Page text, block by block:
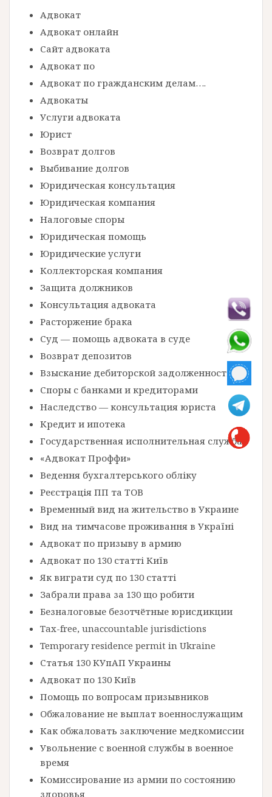
Адвокат
Адвокат онлайн
Сайт адвоката
Адвокат по
Адвокат по гражданским делам….
Адвокаты
Услуги адвоката
Юрист
Возврат долгов
Выбивание долгов
Юридическая консультация
Юридическая компания
Налоговые споры
Юридическая помощь
Юридические услуги
Коллекторская компания
Защита должников
Консультация адвоката
Расторжение брака
Суд — помощь адвоката в суде
Возврат депозитов
Взыскание дебиторской задолженности
Споры с банками и кредиторами
Наследство — консультация юриста
Кредит и ипотека
Государственная исполнительная служба
«Адвокат Проффи»
Ведення бухгалтерського обліку
Реєстрація ПП та ТОВ
Временный вид на жительство в Украине
Вид на тимчасове проживання в Україні
Адвокат по призыву в армию
Адвокат по 130 статті Київ
Як виграти суд по 130 статті
Забрали права за 130 що робити
Безналоговые безотчётные юрисдикции
Tax-free, unaccountable jurisdictions
Temporary residence permit in Ukraine
Статья 130 КУпАП Украины
Адвокат по 130 Київ
Помощь по вопросам призывников
Обжалование не выплат военнослужащим
Как обжаловать заключение медкомиссии
Увольнение с военной службы в военное
время
Комиссирование из армии по состоянию
здоровья